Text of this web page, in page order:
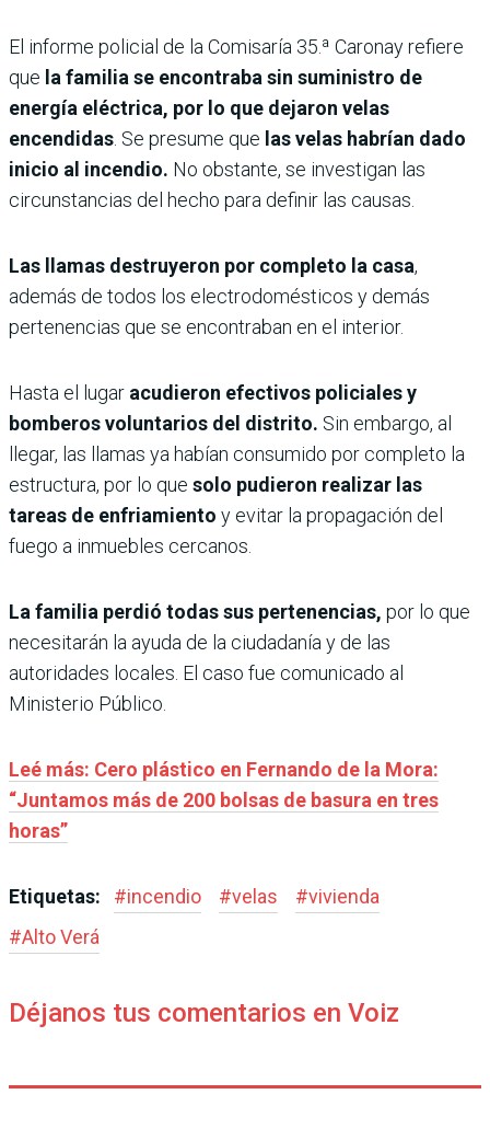
El informe policial de la Comisaría 35.ª Caronay refiere
que la familia se encontraba sin suministro de
energía eléctrica, por lo que dejaron velas
encendidas. Se presume que las velas habrían dado
inicio al incendio. No obstante, se investigan las
circunstancias del hecho para definir las causas.
Las llamas destruyeron por completo la casa,
además de todos los electrodomésticos y demás
pertenencias que se encontraban en el interior.
Hasta el lugar acudieron efectivos policiales y
bomberos voluntarios del distrito. Sin embargo, al
llegar, las llamas ya habían consumido por completo la
estructura, por lo que solo pudieron realizar las
tareas de enfriamiento y evitar la propagación del
fuego a inmuebles cercanos.
La familia perdió todas sus pertenencias, por lo que
necesitarán la ayuda de la ciudadanía y de las
autoridades locales. El caso fue comunicado al
Ministerio Público.
Leé más: Cero plástico en Fernando de la Mora:
“Juntamos más de 200 bolsas de basura en tres
horas”
Etiquetas: #incendio #velas #vivienda
#Alto Verá
Déjanos tus comentarios en Voiz